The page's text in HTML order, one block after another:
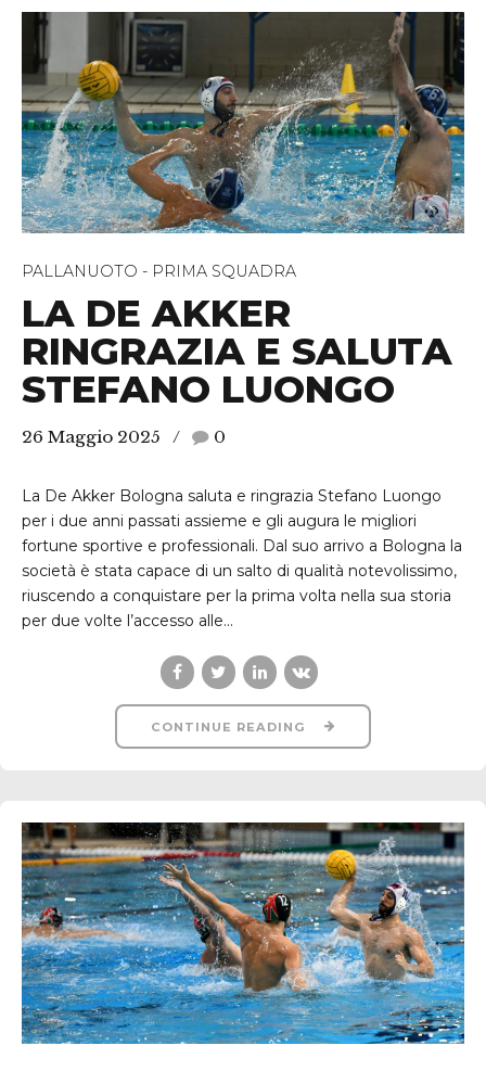
PALLANUOTO - PRIMA SQUADRA
LA DE AKKER
RINGRAZIA E SALUTA
STEFANO LUONGO
26 Maggio 2025 0
La De Akker Bologna saluta e ringrazia Stefano Luongo
per i due anni passati assieme e gli augura le migliori
fortune sportive e professionali. Dal suo arrivo a Bologna la
società è stata capace di un salto di qualità notevolissimo,
riuscendo a conquistare per la prima volta nella sua storia
per due volte l’accesso alle...
CONTINUE READING